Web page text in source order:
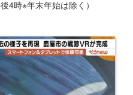
※年末年始は除く）